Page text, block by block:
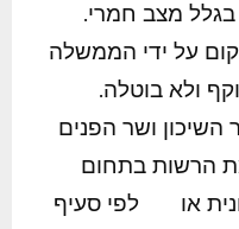
מצב חמרי.
על ידי הממשלה
ולא בוטלה.
ושר הפנים
הרשות בתחום
או לפי סעיף